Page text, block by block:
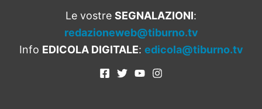
Le vostre SEGNALAZIONI:
redazioneweb@tiburno.tv
Info EDICOLA DIGITALE: edicola@tiburno.tv